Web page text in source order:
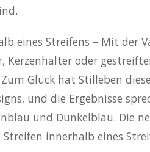
eines Streifens – Mit der
Kerzenhalter oder
Glück hat Stilleben
und die Ergebnisse
und Dunkelblau. Die
innerhalb eines